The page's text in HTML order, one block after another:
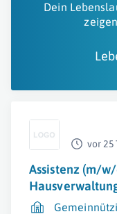
Dein
vor 25
Assistenz (m/